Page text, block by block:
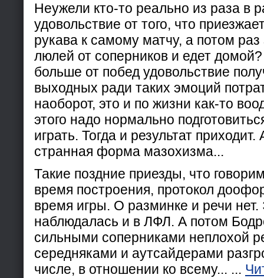
Неужели кто-то реально из раза в
удовольствие от того, что
рукава к самому матчу, а потом
люлей от соперников и едет
больше от побед удовольствие
выходных ради таких эмоций
наоборот, это и по жизни как-то
этого надо нормально
играть. Тогда и результат
странная форма мазохизма...
Такие поздние приезды, что
время построения, протокол
время игры. О разминке и речи
наблюдалась и в ЛФЛ. А потом
сильными соперниками неплохой
середняками и аутсайдерами
числе, в отношении ко всему... ...